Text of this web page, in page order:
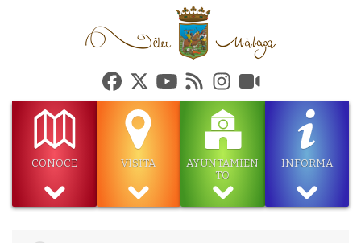
CONOCE VISITA
AYUNTAMIEN
TO
INFORMA